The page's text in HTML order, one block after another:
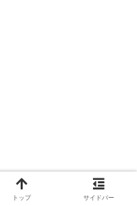
トップ サイドバー